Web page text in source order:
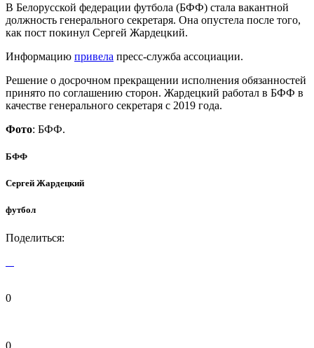
В Белорусской федерации футбола (БФФ) стала вакантной
должность генерального секретаря. Она опустела после того,
как пост покинул Сергей Жардецкий.
Информацию привела пресс-служба ассоциации.
Решение о досрочном прекращении исполнения обязанностей
принято по соглашению сторон. Жардецкий работал в БФФ в
качестве генерального секретаря с 2019 года.
Фото: БФФ.
БФФ
Сергей Жардецкий
футбол
Поделиться:
0
0